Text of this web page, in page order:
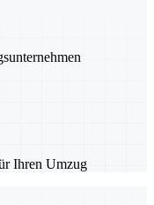
Ihren Umzug